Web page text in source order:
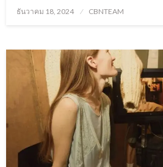
Posted
ธันวาคม 18, 2024 CBNTEAM